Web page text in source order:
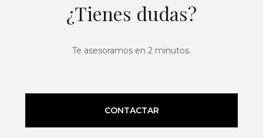
¿Tienes dudas?
Te asesoramos en 2 minutos.
CONTACTAR